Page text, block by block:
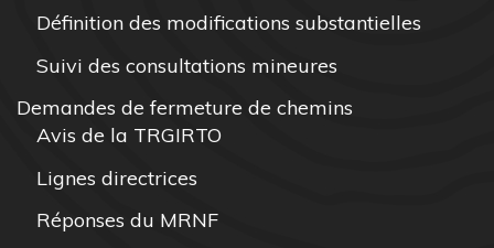
Définition des modifications substantielles
Suivi des consultations mineures
Demandes de fermeture de chemins
Avis de la TRGIRTO
Lignes directrices
Réponses du MRNF